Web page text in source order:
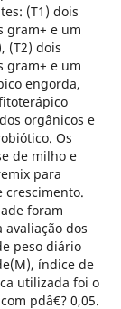
(T1) dois
gram+ e um
(T2) dois
gram+ e um
engorda,
orgânicos e
Os
de milho e
para
crescimento.
foram
dos
peso diário
índice de
utilizada foi o
pdâ€? 0,05.